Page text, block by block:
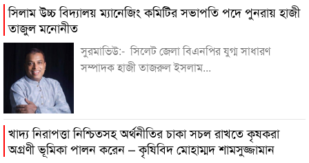
সিলাম উচ্চ বিদ্যালয় ম্যানেজিং কমিটির সভাপতি পদে পুনরায় হাজী
তাজুল মনোনীত
সুরমাভিউ:- সিলেট জেলা বিএনপির যুগ্ম সাধারণ
সম্পাদক হাজী তাজরুল ইসলাম...
খাদ্য নিরাপত্তা নিশ্চিতসহ অর্থনীতির চাকা সচল রাখতে কৃষকরা
অগ্রণী ভূমিকা পালন করেন – কৃষিবিদ মোহাম্মদ শামসুজ্জামান